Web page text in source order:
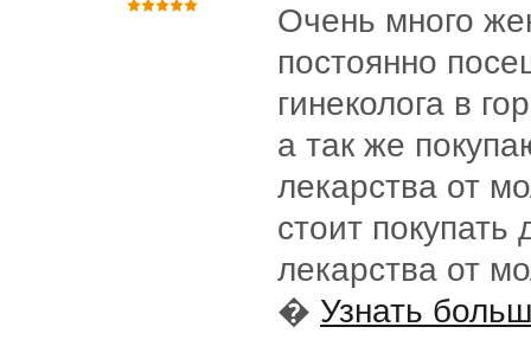
Очень много
постоянно
гинеколога в
а так же
лекарства от
стоит покупать
лекарства от
� Узнать